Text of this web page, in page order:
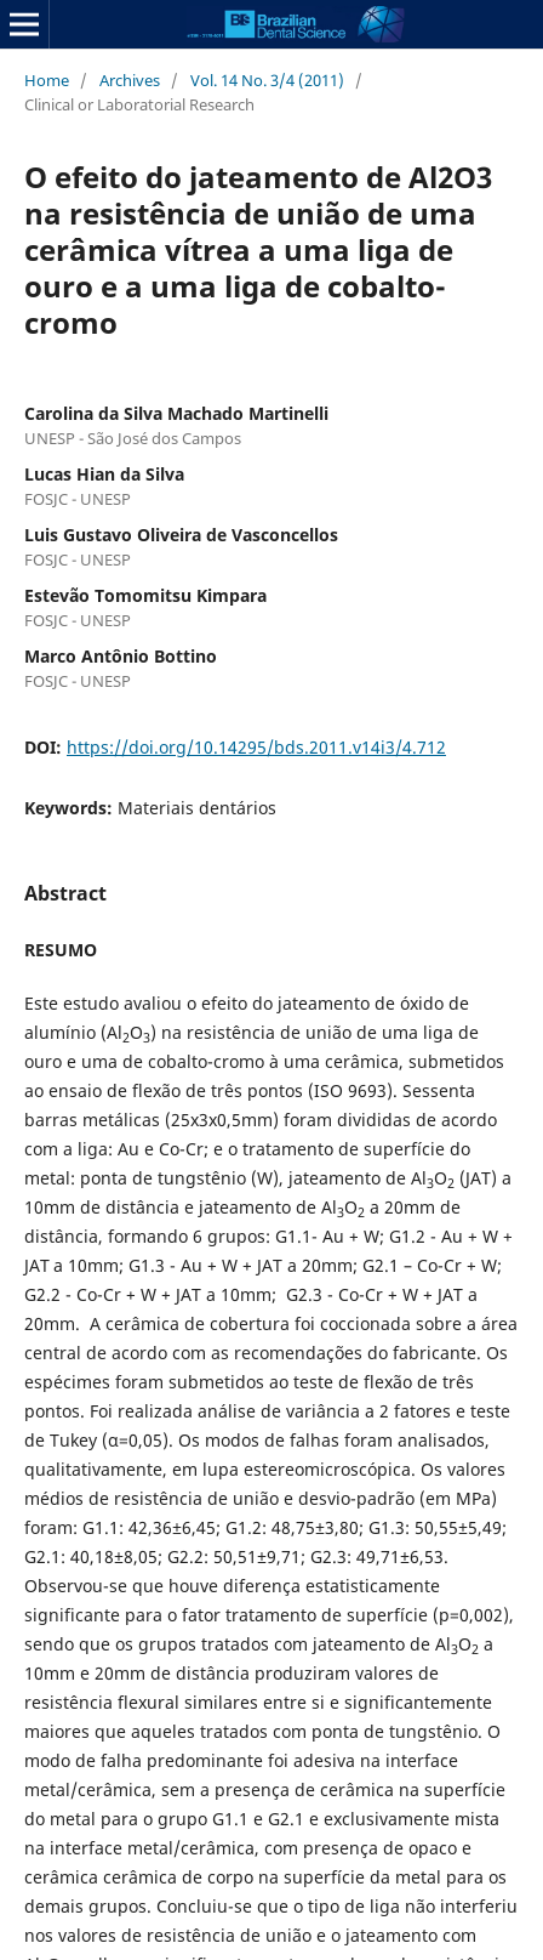
Home / Archives / Vol. 14 No. 3/4 (2011)
/
Clinical or Laboratorial Research
O efeito do jateamento de Al2O3
na resistência de união de uma
cerâmica vítrea a uma liga de
ouro e a uma liga de cobalto-
cromo
Carolina da Silva Machado Martinelli
UNESP - São José dos Campos
Lucas Hian da Silva
FOSJC - UNESP
Luis Gustavo Oliveira de Vasconcellos
FOSJC - UNESP
Estevão Tomomitsu Kimpara
FOSJC - UNESP
Marco Antônio Bottino
FOSJC - UNESP
DOI: https://doi.org/10.14295/bds.2011.v14i3/4.712
Keywords: Materiais dentários
Abstract
RESUMO
Este estudo avaliou o efeito do jateamento de óxido de
alumínio (Al2O3) na resistência de união de uma liga de
ouro e uma de cobalto-cromo à uma cerâmica, submetidos
ao ensaio de flexão de três pontos (ISO 9693). Sessenta
barras metálicas (25x3x0,5mm) foram divididas de acordo
com a liga: Au e Co-Cr; e o tratamento de superfície do
metal: ponta de tungstênio (W), jateamento de Al3O2 (JAT) a
10mm de distância e jateamento de Al3O2 a 20mm de
distância, formando 6 grupos: G1.1- Au + W; G1.2 - Au + W +
JATa 10mm; G1.3 - Au + W + JAT a 20mm; G2.1 – Co-Cr + W;
G2.2 - Co-Cr + W + JAT a 10mm; G2.3 - Co-Cr + W + JAT a
20mm. A cerâmica de cobertura foi coccionada sobre a área
central de acordo com as recomendações do fabricante. Os
espécimes foram submetidos ao teste de flexão de três
pontos. Foi realizada análise de variância a 2 fatores e teste
de Tukey (α=0,05). Os modos de falhas foram analisados,
qualitativamente, em lupa estereomicroscópica. Os valores
médios de resistência de união e desvio-padrão (em MPa)
foram: G1.1: 42,36±6,45; G1.2: 48,75±3,80; G1.3: 50,55±5,49;
G2.1: 40,18±8,05; G2.2: 50,51±9,71; G2.3: 49,71±6,53.
Observou-se que houve diferença estatisticamente
significante para o fator tratamento de superfície (p=0,002),
sendo que os grupos tratados com jateamento de Al3O2 a
10mm e 20mm de distância produziram valores de
resistência flexural similares entre si e significantemente
maiores que aqueles tratados com ponta de tungstênio. O
modo de falha predominante foi adesiva na interface
metal/cerâmica, sem a presença de cerâmica na superfície
do metal para o grupo G1.1 e G2.1 e exclusivamente mista
na interface metal/cerâmica, com presença de opaco e
cerâmica cerâmica de corpo na superfície da metal para os
demais grupos. Concluiu-se que o tipo de liga não interferiu
nos valores de resistência de união e o jateamento com